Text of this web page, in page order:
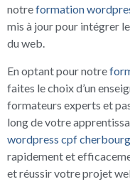
notreformation
mis à jour pour intégrer
du web.
En optant pour notre
faites le choix d’un
formateurs experts et
long de votre
wordpress cpf cherbourg
rapidement et
et réussir votre projet